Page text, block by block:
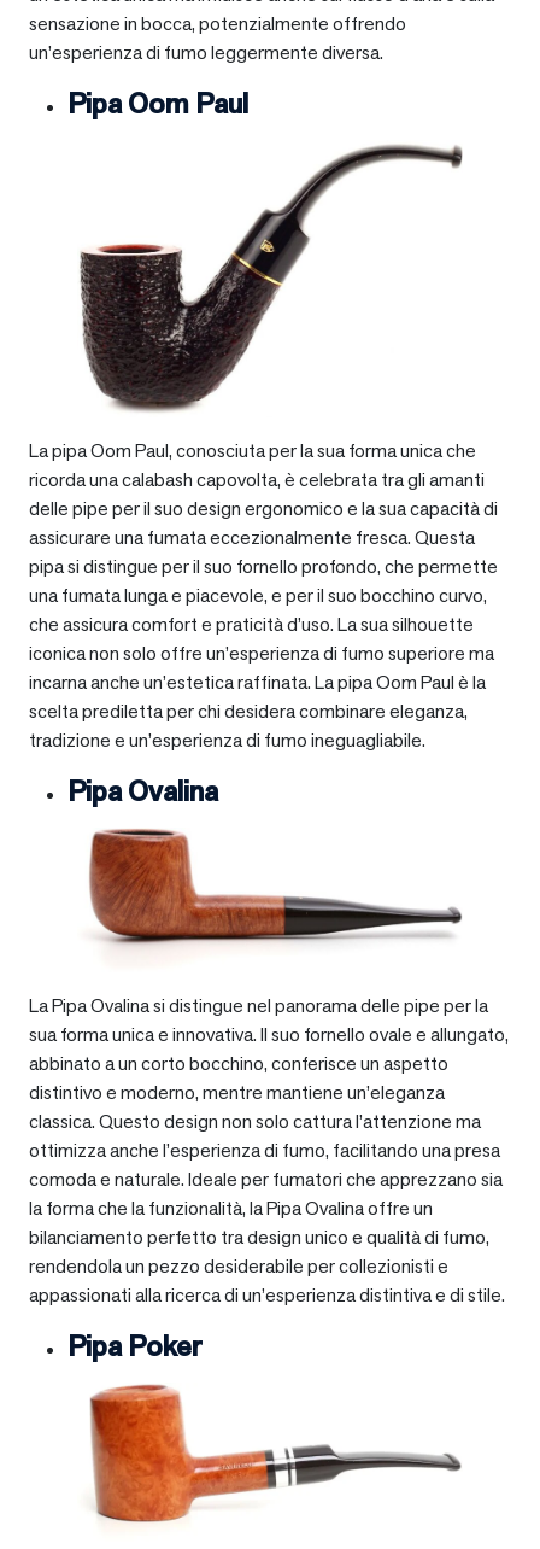
sensazione in bocca, potenzialmente offrendo
un’esperienza di fumo leggermente diversa.
Pipa Oom Paul
La pipa Oom Paul, conosciuta per la sua forma unica che
ricorda una calabash capovolta, è celebrata tra gli amanti
delle pipe per il suo design ergonomico e la sua capacità di
assicurare una fumata eccezionalmente fresca. Questa
pipa si distingue per il suo fornello profondo, che permette
una fumata lunga e piacevole, e per il suo bocchino curvo,
che assicura comfort e praticità d’uso. La sua silhouette
iconica non solo offre un’esperienza di fumo superiore ma
incarna anche un’estetica raffinata. La pipa Oom Paul è la
scelta prediletta per chi desidera combinare eleganza,
tradizione e un’esperienza di fumo ineguagliabile.
Pipa Ovalina
La Pipa Ovalina si distingue nel panorama delle pipe per la
sua forma unica e innovativa. Il suo fornello ovale e allungato,
abbinato a un corto bocchino, conferisce un aspetto
distintivo e moderno, mentre mantiene un’eleganza
classica. Questo design non solo cattura l’attenzione ma
ottimizza anche l’esperienza di fumo, facilitando una presa
comoda e naturale. Ideale per fumatori che apprezzano sia
la forma che la funzionalità, la Pipa Ovalina offre un
bilanciamento perfetto tra design unico e qualità di fumo,
rendendola un pezzo desiderabile per collezionisti e
appassionati alla ricerca di un’esperienza distintiva e di stile.
Pipa Poker